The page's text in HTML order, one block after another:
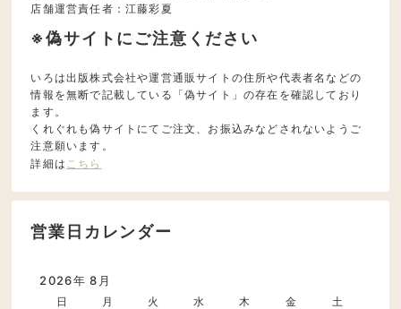
店舗運営責任者：江藤彩夏
※偽サイトにご注意ください
いろは出版株式会社や運営通販サイトの住所や代表者名などの
情報を無断で記載している「偽サイト」の存在を確認しており
ます。
くれぐれも偽サイトにてご注文、お振込みなどされないようご
注意願います。
詳細は こちら
営業日カレンダー
2026年 8月
日 月 火 水 木 金
土